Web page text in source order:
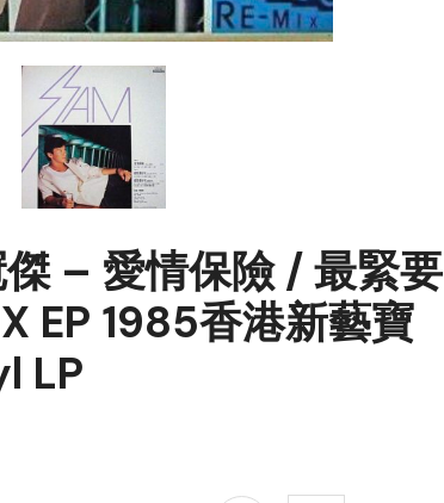
– 愛情保險 / 最緊要
EP 1985香港新藝寶
LP